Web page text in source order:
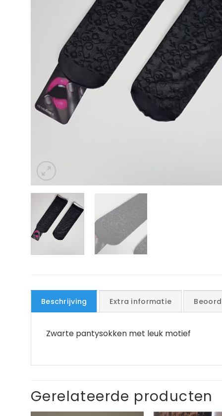
Beschrijving Extra informatie
Zwarte pantysokken met leuk motief
Gerelateerde producten